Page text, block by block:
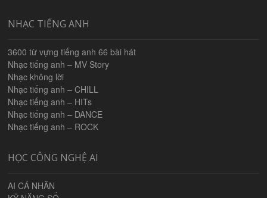
NHẠC TIẾNG ANH
3600 từ vựng tiếng anh 66 bài hát
Nhạc tiếng anh – MV Story
Nhạc không lời
Nhạc tiếng anh – CHILL
Nhạc tiếng anh – HITs
Nhạc tiếng anh – DANCE
Nhạc tiếng anh – ROCK
HỌC CÔNG NGHỆ AI
AI CÁ NHÂN